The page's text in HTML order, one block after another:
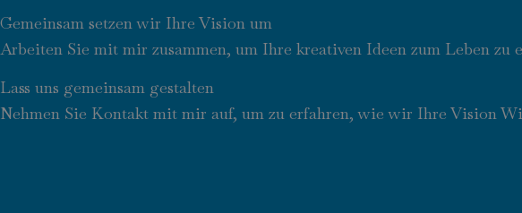
Gemeinsam setzen wir Ihre Vision um
Arbeiten Sie mit mir zusammen, um Ihre kreativen Ideen zum Leben zu
Lass uns gemeinsam gestalten
Nehmen Sie Kontakt mit mir auf, um zu erfahren, wie wir Ihre Vision